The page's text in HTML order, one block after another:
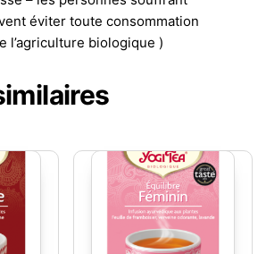
éviter toute consommation
l’agriculture biologique )